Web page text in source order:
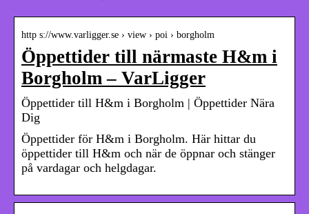
http s://www.varligger.se › view › poi › borgholm
Öppettider till närmaste H&m i
Borgholm – VarLigger
Öppettider till H&m i Borgholm | Öppettider Nära
Dig
Öppettider för H&m i Borgholm. Här hittar du
öppettider till H&m och när de öppnar och stänger
på vardagar och helgdagar.